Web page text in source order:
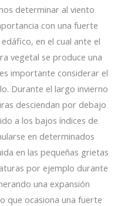
determinar al viento
con una fuerte
en el cual ante el
vegetal se produce una
importante considerar el
Durante el largo invierno
desciendan por debajo
a los bajos índices de
en determinados
en las pequeñas grietas
por ejemplo durante
una expansión
que ocasiona una fuerte